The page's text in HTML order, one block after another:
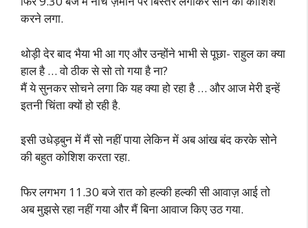
करने लगा.
थोड़ी देर बाद भैया भी आ गए और उन्होंने भाभी से पूछा- राहुल का क्या
हाल है … वो ठीक से सो तो गया है ना?
मैं ये सुनकर सोचने लगा कि यह क्या हो रहा है … और आज मेरी इन्हें
इतनी चिंता क्यों हो रही है.
इसी उधेड़बुन में मैं सो नहीं पाया लेकिन में अब आंख बंद करके सोने
की बहुत कोशिश करता रहा.
फिर लगभग 11.30 बजे रात को हल्की हल्की सी आवाज़ आई तो
अब मुझसे रहा नहीं गया और मैं बिना आवाज किए उठ गया.